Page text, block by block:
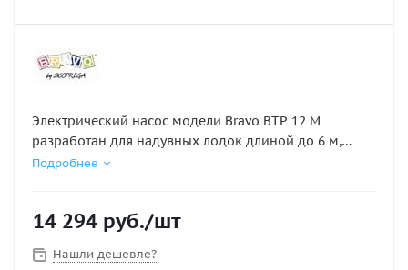
Электрический насос модели Bravo BТP 12 М
разработан для надувных лодок длиной до 6 м,
имеет питание 12V. Этот электрический насос
с производительностью 160 и 450 л/мин и
BТP 12 М комплектуется набором переходников и
Подробнее
14 294 руб./шт
Нашли дешевле?